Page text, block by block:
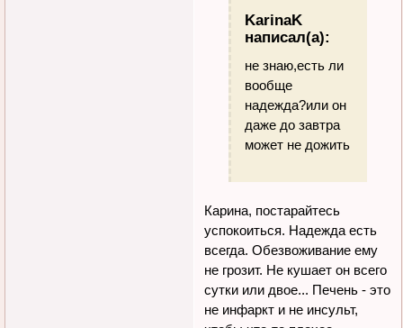
KarinaK
написал(а):
не знаю,есть ли
вообще
надежда?или он
даже до завтра
может не дожить
Карина, постарайтесь
успокоиться. Надежда есть
всегда. Обезвоживание ему
не грозит. Не кушает он всего
сутки или двое... Печень - это
не инфаркт и не инсульт,